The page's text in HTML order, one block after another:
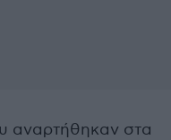
αναρτήθηκαν στα